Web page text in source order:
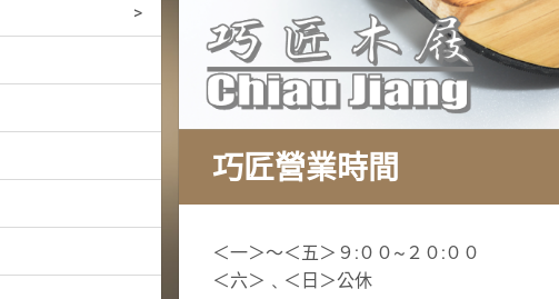
巧匠營業時間
＜一＞～＜五＞９:００~２０:００
＜六＞﹑＜日＞公休